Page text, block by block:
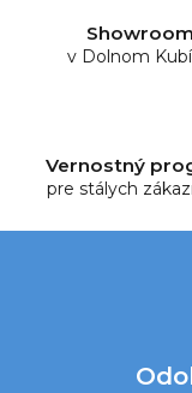
Showroom
v Dolnom
Vernostný
pre stálych